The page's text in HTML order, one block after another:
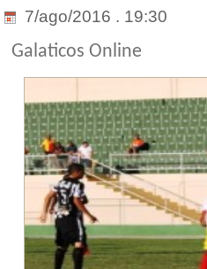
7/ago/2016 . 19:30
Galaticos Online